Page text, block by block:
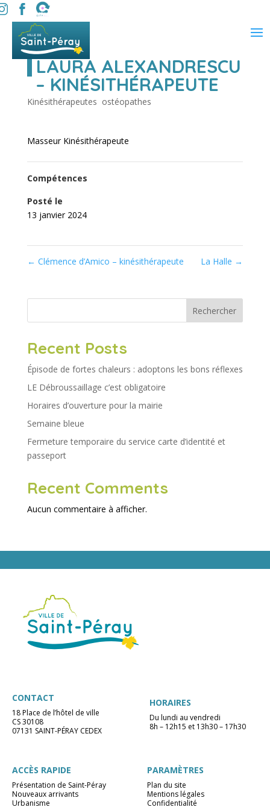
LAURA ALEXANDRESCU
– KINÉSITHÉRAPEUTE
Kinésithérapeutes  ostéopathes
Masseur Kinésithérapeute
Compétences
Posté le
13 janvier 2024
← Clémence d’Amico – kinésithérapeute La Halle →
Rechercher
Recent Posts
Épisode de fortes chaleurs : adoptons les bons réflexes
LE Débroussaillage c’est obligatoire
Horaires d’ouverture pour la mairie
Semaine bleue
Fermeture temporaire du service carte d’identité et
passeport
Recent Comments
Aucun commentaire à afficher.
CONTACT
18 Place de l’hôtel de ville
CS 30108
07131 SAINT-PÉRAY CEDEX
HORAIRES
Du lundi au vendredi
8h – 12h15 et 13h30 – 17h30
ACCÈS RAPIDE
Présentation de Saint-Péray
Nouveaux arrivants
Urbanisme
PARAMÈTRES
Plan du site
Mentions légales
Confidentialité